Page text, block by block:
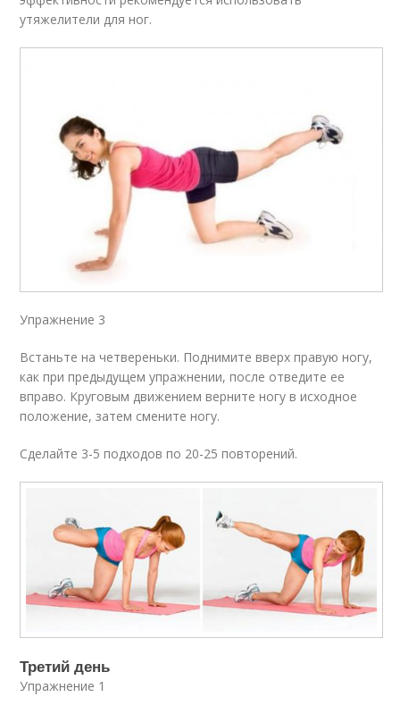
утяжелители для ног.
Упражнение 3
Встаньте на четвереньки. Поднимите вверх правую ногу,
как при предыдущем упражнении, после отведите ее
вправо. Круговым движением верните ногу в исходное
положение, затем смените ногу.
Сделайте 3-5 подходов по 20-25 повторений.
Третий день
Упражнение 1